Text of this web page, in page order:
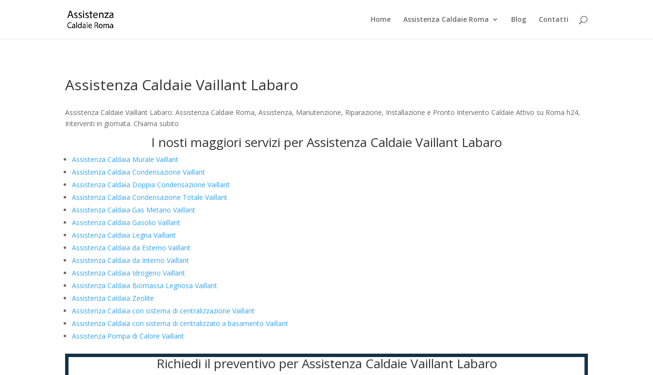
Home Assistenza Caldaie Roma Blog Contatti
Assistenza Caldaie Vaillant Labaro
Assistenza Caldaie Vaillant Labaro: Assistenza Caldaie Roma, Assistenza, Manutenzione, Riparazione, Installazione e Pronto Intervento Caldaie Attivo su Roma h24,
Interventi in giornata. Chiama subito
I nosti maggiori servizi per Assistenza Caldaie Vaillant Labaro
Assistenza Caldaia Murale Vaillant
Assistenza Caldaia Condensazione Vaillant
Assistenza Caldaia Doppia Condensazione Vaillant
Assistenza Caldaia Condensazione Totale Vaillant
Assistenza Caldaia Gas Metano Vaillant
Assistenza Caldaia Gasolio Vaillant
Assistenza Caldaia Legna Vaillant
Assistenza Caldaia da Esterno Vaillant
Assistenza Caldaia da Interno Vaillant
Assistenza Caldaia Idrogeno Vaillant
Assistenza Caldaia Biomassa Legnosa Vaillant
Assistenza Caldaia Zeolite
Assistenza Caldaia con sistema di centralizzazione Vaillant
Assistenza Caldaia con sistema di centralizzato a basamento Vaillant
Assistenza Pompa di Calore Vaillant
Richiedi il preventivo per Assistenza Caldaie Vaillant Labaro